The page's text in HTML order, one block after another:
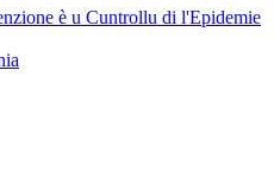
è u Cuntrollu di l'Epidemie